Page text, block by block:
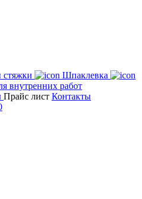
Шпаклевка
внутренних работ
Прайс лист Контакты